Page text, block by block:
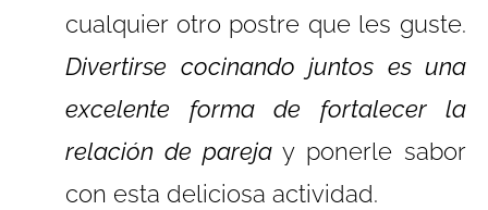
cualquier otro postre que les guste.
Divertirse cocinando juntos es una
excelente forma de fortalecer la
relación de parejay ponerle sabor
con esta deliciosa actividad.